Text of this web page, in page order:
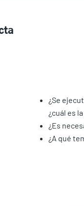
¿Se
¿cuál es
¿Es
¿A qué